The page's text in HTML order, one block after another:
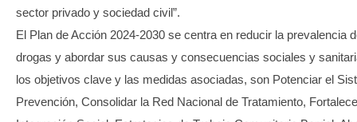
sector privado y sociedad civil”.
El Plan de Acción 2024-2030 se centra en reducir la prevalencia
drogas y abordar sus causas y consecuencias sociales y
los objetivos clave y las medidas asociadas, son Potenciar el
Prevención, Consolidar la Red Nacional de Tratamiento,